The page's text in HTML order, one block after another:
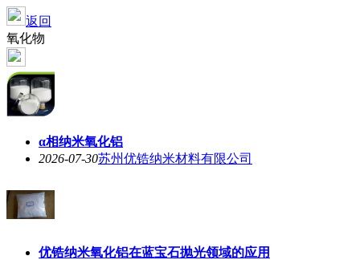
返回
氧化物
α相纳米氧化铝
2026-07-30苏州优锆纳米材料有限公司
优锆纳米氧化铝在蓝宝石抛光领域的应用